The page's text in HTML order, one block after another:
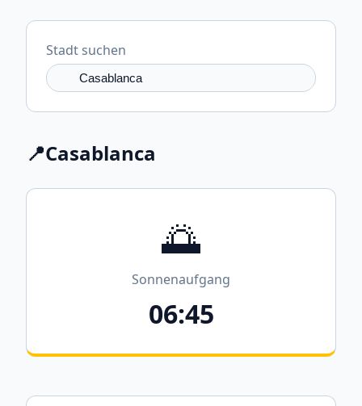
Stadt suchen
📍Casablanca
🌅
Sonnenaufgang
06:45